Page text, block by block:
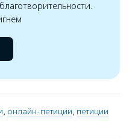
, онлайн-петиции, петиции